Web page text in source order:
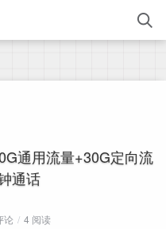
通用流量+30G定向流
通话
论 / 4 阅读